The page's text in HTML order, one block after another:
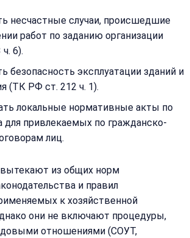
несчастные случаи, происшедшие
работ по заданию организации
6).
безопасность эксплуатации зданий и
(ТК РФ ст. 212 ч. 1).
локальные нормативные акты по
для привлекаемых по гражданско-
лиц.
из общих норм
и правил
к хозяйственной
они не включают процедуры,
отношениями (СОУТ,